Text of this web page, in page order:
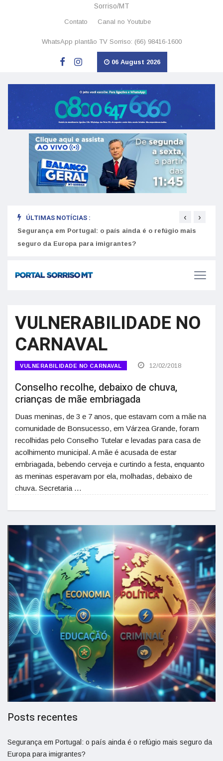
Sorriso/MT
Contato Canal no Youtube
WhatsApp plantão TV Sorriso: (66) 98416-1600
06 August 2026
ÚLTIMAS NOTÍCIAS :
Segurança em Portugal: o país ainda é o refúgio mais
seguro da Europa para imigrantes?
‹ ›
VULNERABILIDADE NO
CARNAVAL
VULNERABILIDADE NO CARNAVAL 12/02/2018
Conselho recolhe, debaixo de chuva,
crianças de mãe embriagada
Duas meninas, de 3 e 7 anos, que estavam com a mãe na
comunidade de Bonsucesso, em Várzea Grande, foram
recolhidas pelo Conselho Tutelar e levadas para casa de
acolhimento municipal. A mãe é acusada de estar
embriagada, bebendo cerveja e curtindo a festa, enquanto
as meninas esperavam por ela, molhadas, debaixo de
chuva. Secretaria …
Posts recentes
Segurança em Portugal: o país ainda é o refúgio mais seguro da
Europa para imigrantes?